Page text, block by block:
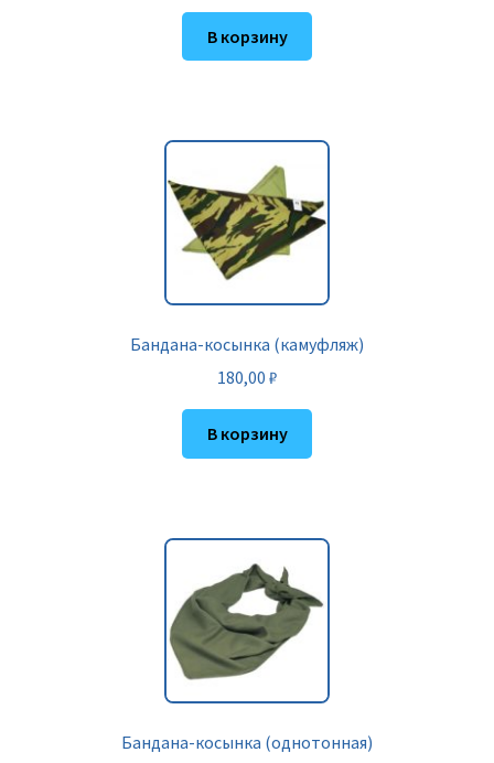
В корзину
Бандана-косынка (камуфляж)
180,00 ₽
В корзину
Бандана-косынка (однотонная)